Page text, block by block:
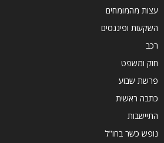
עצות מהמומחים
השקעות ופיננסים
רכב
חוק ומשפט
פרשת שבוע
כתבה ראשית
התיישבות
נופש כשר בחו"ל